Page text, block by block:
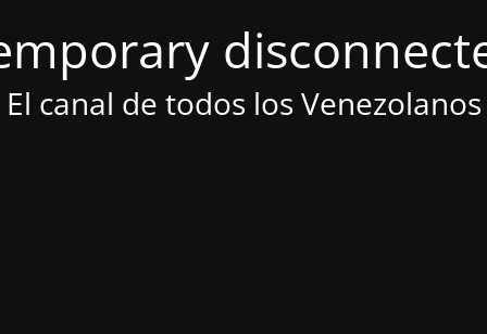
El canal de todos los Venezolanos